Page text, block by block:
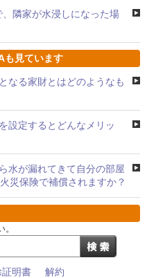
隣家が水浸しになった場
も見ています
なる家財とはどのようなも
設定するとどんなメリッ
水が漏れてきて自分の部屋
災保険で補償されますか？
証明書 解約